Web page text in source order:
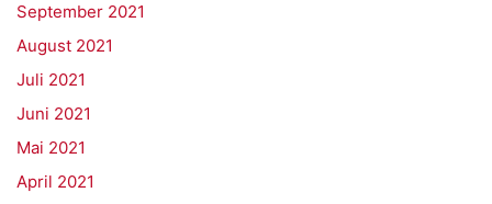
September 2021
August 2021
Juli 2021
Juni 2021
Mai 2021
April 2021